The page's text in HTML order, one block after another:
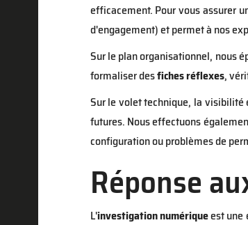
efficacement. Pour vous assurer
d'engagement) et permet à nos
Sur le plan organisationnel, nous
formaliser desfiches réflexes,
Sur le volet technique, la
futures. Nous effectuons
configuration ou problèmes de
Réponse
L'investigation numériqueest une